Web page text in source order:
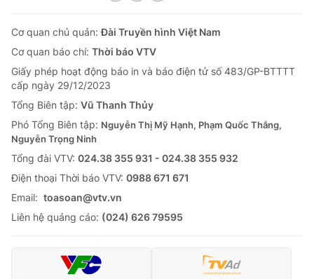
Cơ quan chủ quản:Đài Truyền hình Việt Nam
Cơ quan báo chí: Thời báo VTV
Giấy phép hoạt động báo in và báo điện tử số 483/GP-BTTTT
cấp ngày 29/12/2023
Tổng Biên tập: Vũ Thanh Thủy
Phó Tổng Biên tập: Nguyễn Thị Mỹ Hạnh, Phạm Quốc Thắng,
Nguyễn Trọng Ninh
Tổng đài VTV: 024.38 355 931 - 024.38 355 932
Ðiện thoại Thời báo VTV: 0988 671 671
Email: toasoan@vtv.vn
Liên hệ quảng cáo: (024) 626 79595